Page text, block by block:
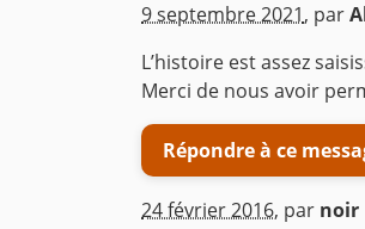
9 septembre 2021, par
L’histoire est assez
Merci de nous avoir
Répondre à ce
24 février 2016, par noir